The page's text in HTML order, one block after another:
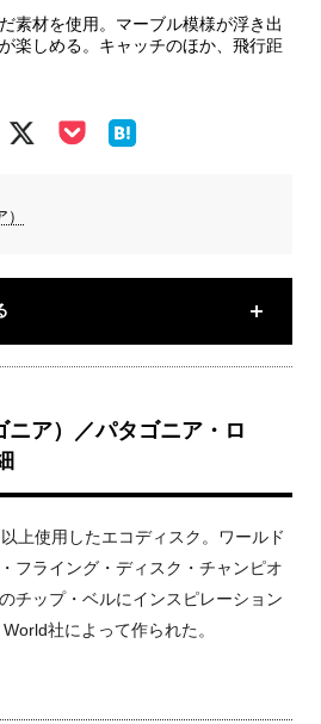
素材を使用。マーブル模様が浮き出
楽しめる。キャッチのほか、飛行距
）
ア）／パタゴニア・ロ
上使用したエコディスク。ワールド
フライング・ディスク・チャンピオ
チップ・ベルにインスピレーション
社によって作られた。